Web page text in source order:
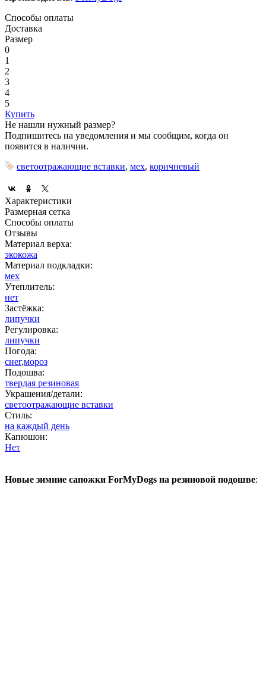
Способы оплаты
Доставка
Размер
0
1
2
3
4
5
Купить
Не нашли нужный размер?
Подпишитесь на уведомления и мы сообщим, когда он
появится в наличии.
светоотражающие вставки, мех, коричневый
Характеристики
Размерная сетка
Способы оплаты
Отзывы
Материал верха:
экокожа
Материал подкладки:
мех
Утеплитель:
нет
Застёжка:
липучки
Регулировка:
липучки
Погода:
снег,мороз
Подошва:
твердая резиновая
Украшения/детали:
светоотражающие вставки
Стиль:
на каждый день
Капюшон:
Нет
Новые зимние сапожки ForMyDogs на резиновой подошве: